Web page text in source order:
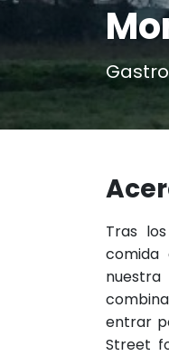
Tras
comida
entrar
Street